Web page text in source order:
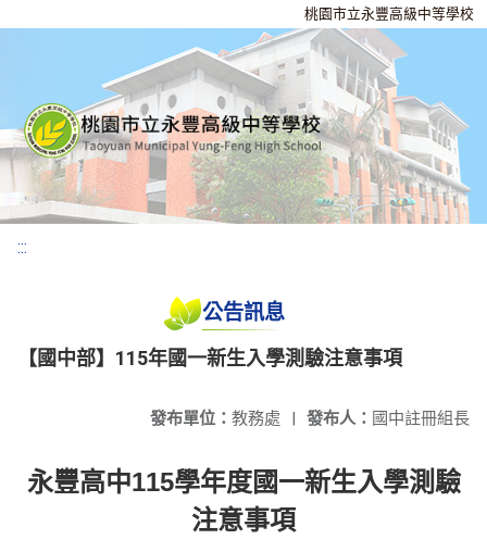
桃園市立永豐高級中等學校
:::
公告訊息
【國中部】115年國一新生入學測驗注意事項
發布人： 國中註冊組長
發布單位： 教務處 |
永豐高中115學年度國一新生入學測驗
注意事項